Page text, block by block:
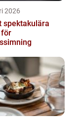
2026
spektakulära
för